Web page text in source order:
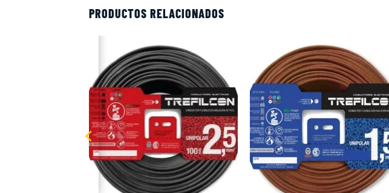
PRODUCTOS RELACIONADOS
Add to
wishlist
Add to
wishlist